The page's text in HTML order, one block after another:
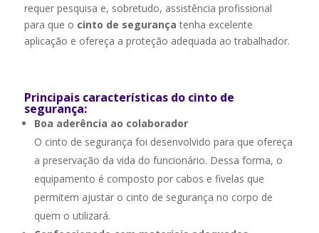
requer pesquisa e, sobretudo, assistência profissional
para que o cinto de segurança tenha excelente
aplicação e ofereça a proteção adequada ao trabalhador.
Principais características do cinto de
segurança:
Boa aderência ao colaborador
O cinto de segurança foi desenvolvido para que ofereça
a preservação da vida do funcionário. Dessa forma, o
equipamento é composto por cabos e fivelas que
permitem ajustar o cinto de segurança no corpo de
quem o utilizará.